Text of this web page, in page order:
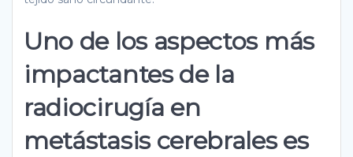
Uno de los aspectos más
impactantes de la
radiocirugía en
metástasis cerebrales es